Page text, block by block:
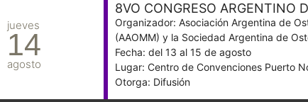
jueves
14
agosto
8VO CONGRESO ARGENTINO
Organizador: Asociación Argentina de
(AAOMM) y la Sociedad Argentina de
Fecha: del 13 al 15 de agosto
Lugar: Centro de Convenciones Puerto
Otorga: Difusión